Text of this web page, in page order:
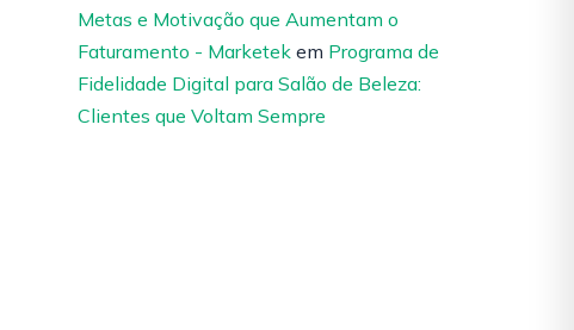
Metas e Motivação que Aumentam o
Faturamento - Marketek em Programa de
Fidelidade Digital para Salão de Beleza:
Clientes que Voltam Sempre